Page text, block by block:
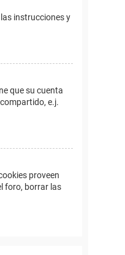
las instrucciones y
que su cuenta
e.j.
proveen
foro, borrar las